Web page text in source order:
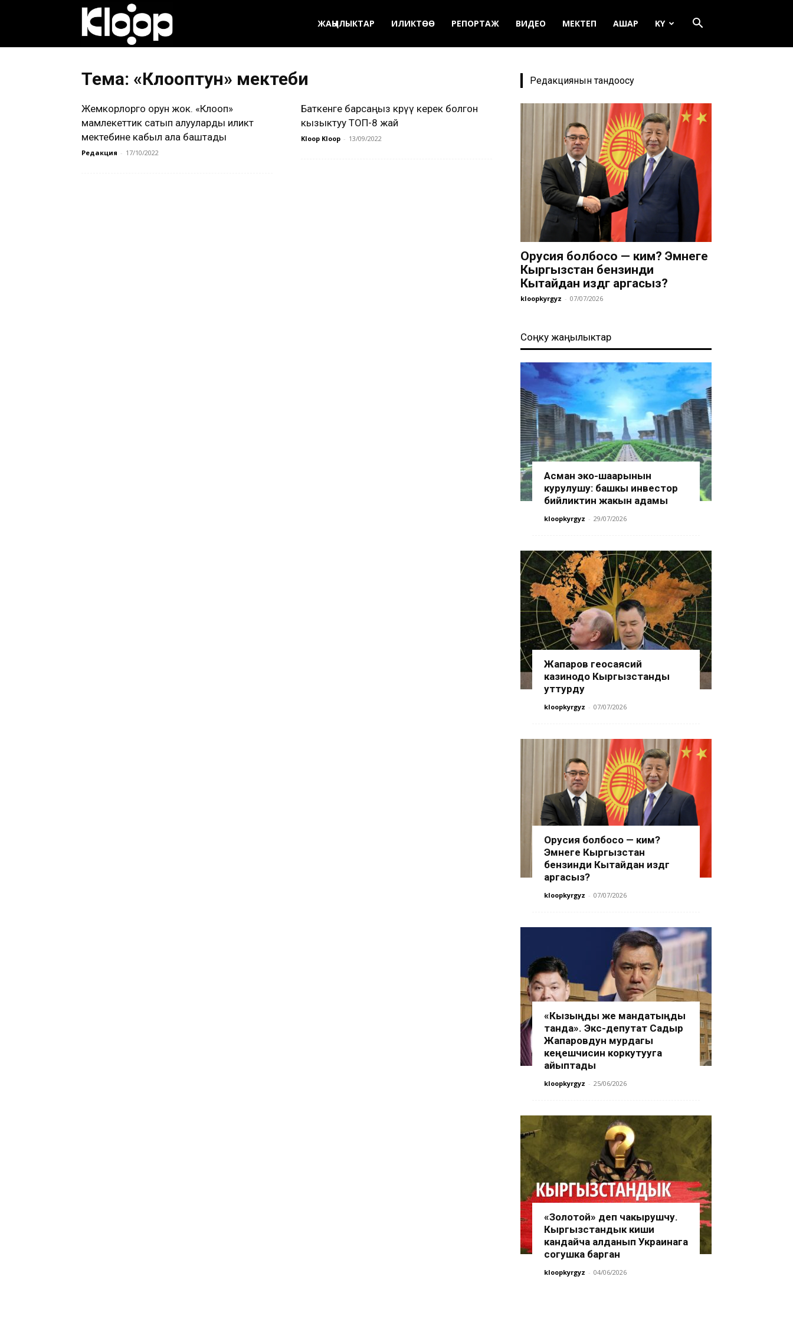
ЖАҢЫЛЫКТАР ИЛИКТӨӨ РЕПОРТАЖ ВИДЕО МЕКТЕП АШАР KY
Тема: «Клооптун» мектеби
Жемкорлорго орун жок. «Клооп»
мамлекеттик сатып алууларды иликтөө
мектебине кабыл ала баштады
Редакция - 17/10/2022
Баткенге барсаңыз көрүү керек болгон
кызыктуу ТОП-8 жай
Kloop Kloop - 13/09/2022
Редакциянын тандоосу
Орусия болбосо — ким? Эмнеге
Кыргызстан бензинди
Кытайдан издөөгө аргасыз?
kloopkyrgyz - 07/07/2026
Соңку жаңылыктар
Асман эко-шаарынын
курулушу: башкы инвестор
бийликтин жакын адамы
kloopkyrgyz - 29/07/2026
Жапаров геосаясий
казинодо Кыргызстанды
уттурду
kloopkyrgyz - 07/07/2026
Орусия болбосо — ким?
Эмнеге Кыргызстан
бензинди Кытайдан издөөгө
аргасыз?
kloopkyrgyz - 07/07/2026
«Кызыңды же мандатыңды
танда». Экс-депутат Садыр
Жапаровдун мурдагы
кеңешчисин коркутууга
айыптады
kloopkyrgyz - 25/06/2026
«Золотой» деп чакырушчу.
Кыргызстандык киши
кандайча алданып Украинага
согушка барган
kloopkyrgyz - 04/06/2026